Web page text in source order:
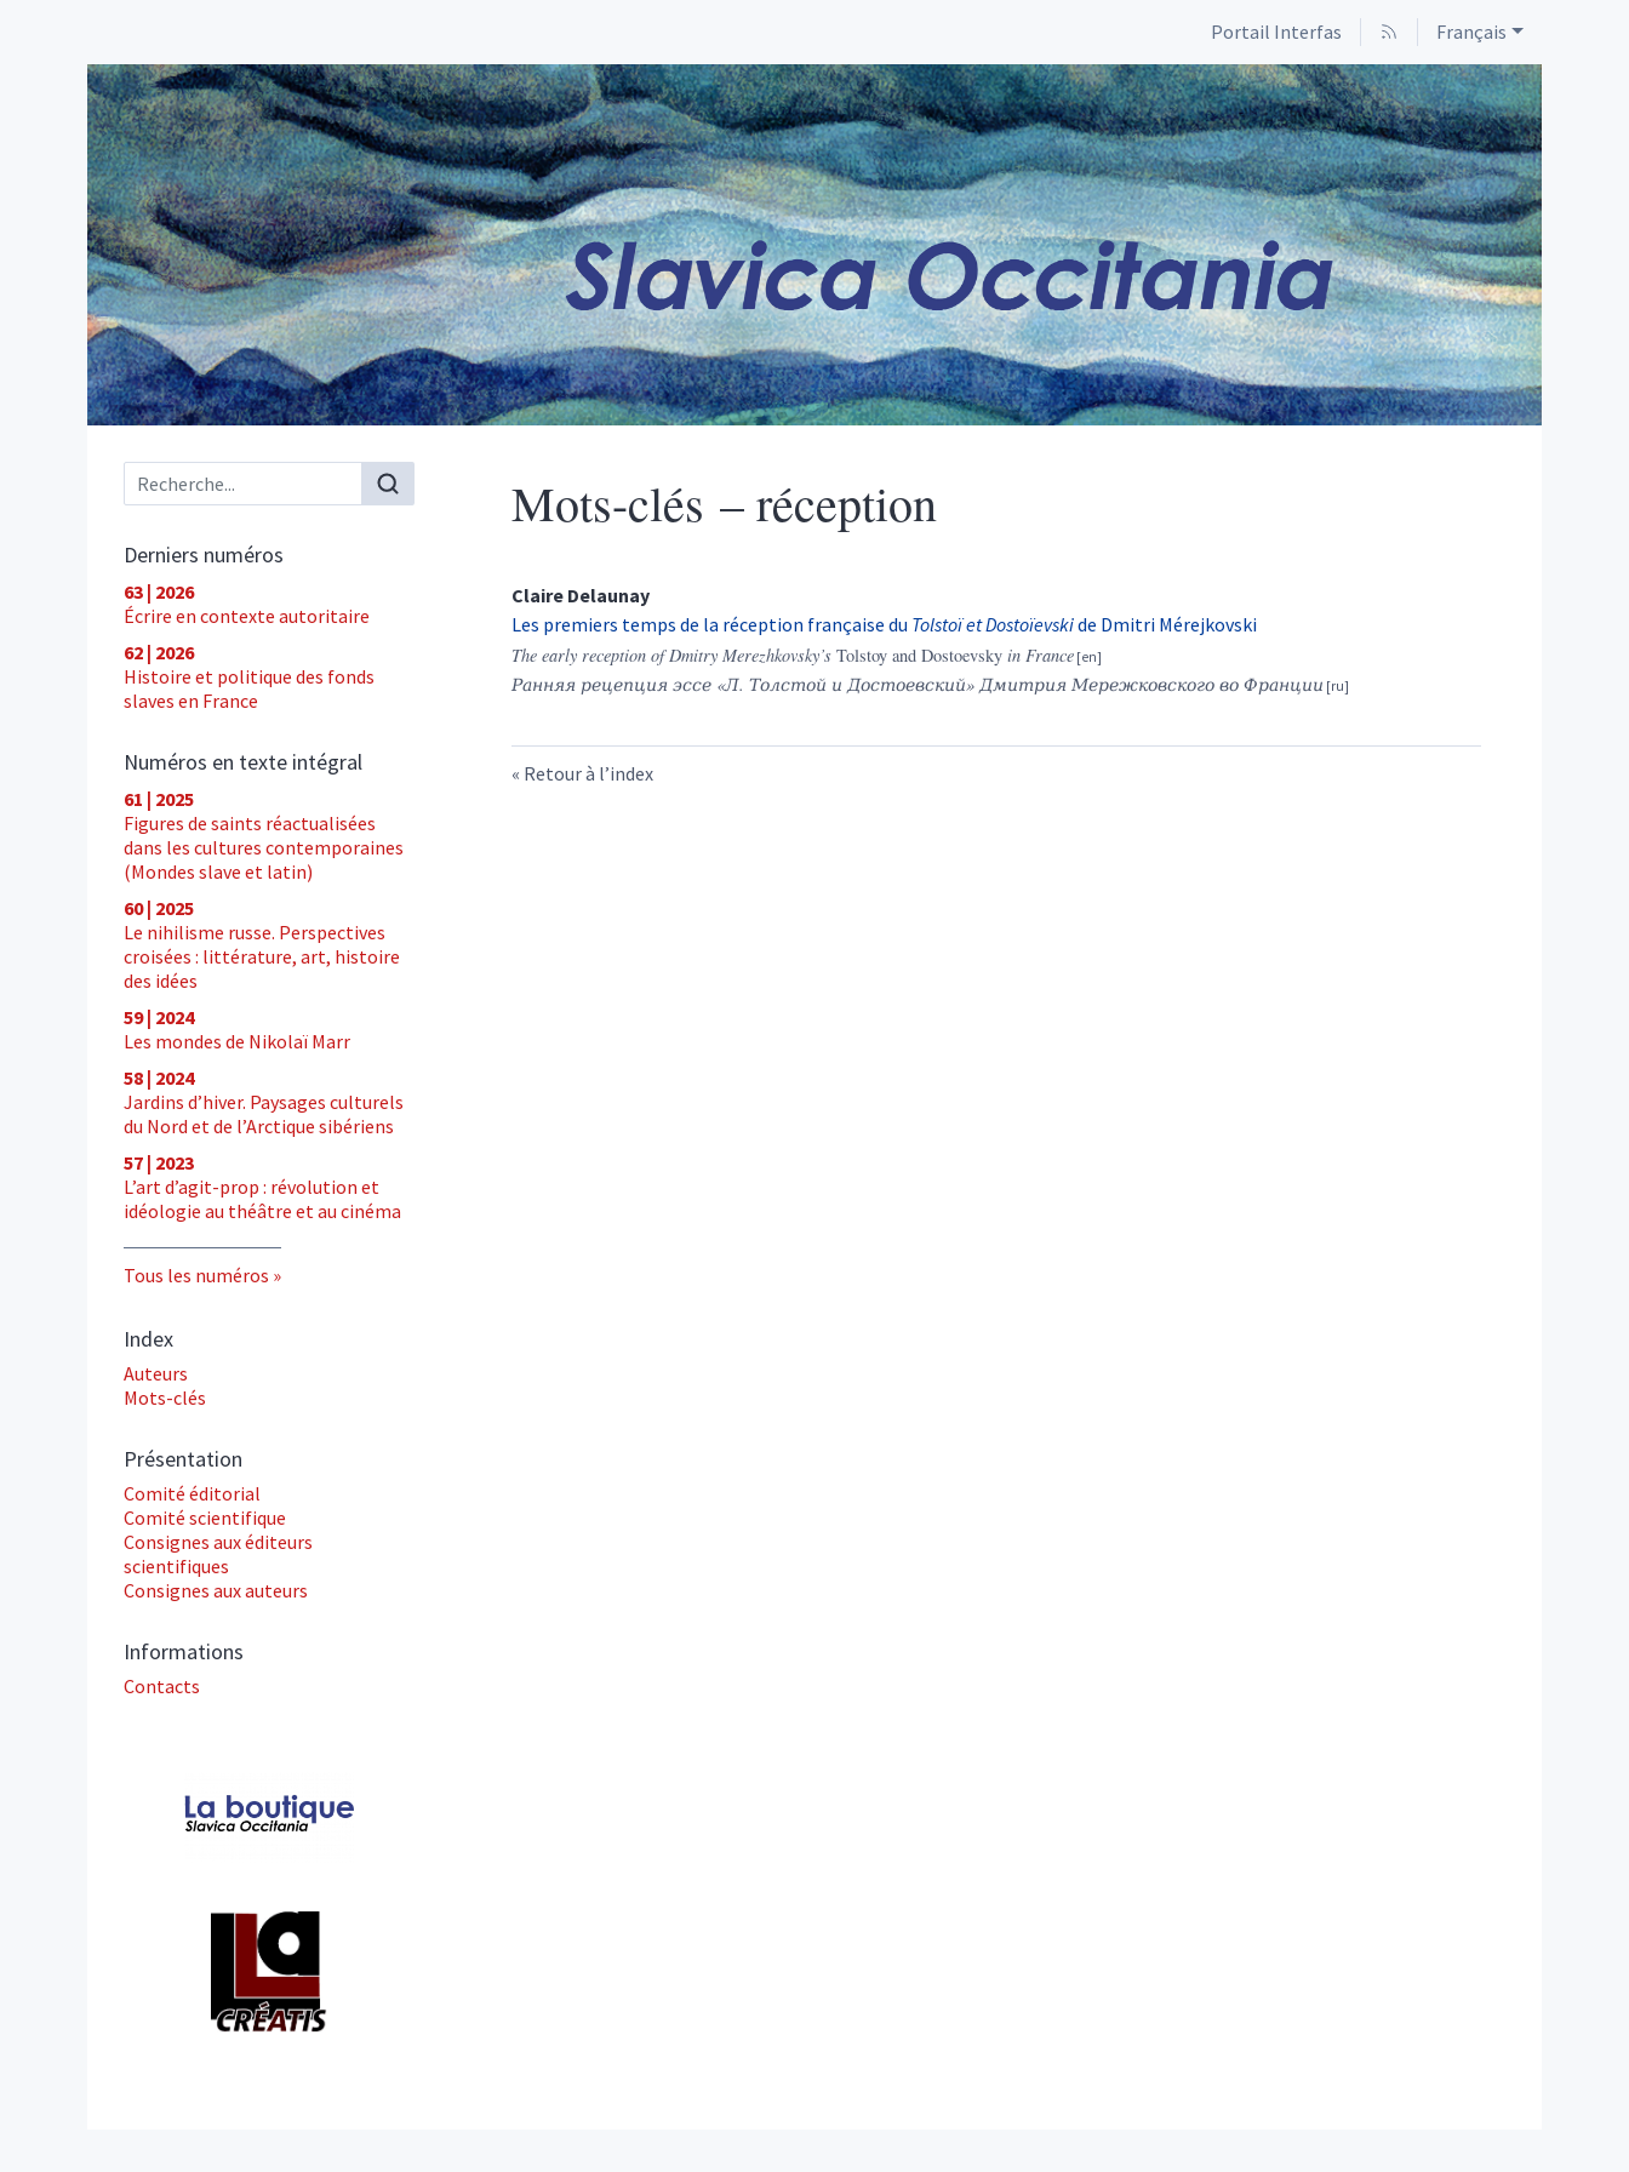
Portail Interfas Français
Menu principal
Derniers numéros
63 | 2026
Écrire en contexte autoritaire
62 | 2026
Histoire et politique des fonds
slaves en France
Numéros en texte intégral
61 | 2025
Figures de saints réactualisées
dans les cultures contemporaines
(Mondes slave et latin)
60 | 2025
Le nihilisme russe. Perspectives
croisées : littérature, art, histoire
des idées
59 | 2024
Les mondes de Nikolaï Marr
58 | 2024
Jardins d’hiver. Paysages culturels
du Nord et de l’Arctique sibériens
57 | 2023
L’art d’agit-prop : révolution et
idéologie au théâtre et au cinéma
Tous les numéros
Index
Auteurs
Mots-clés
Présentation
Comité éditorial
Comité scientifique
Consignes aux éditeurs
scientifiques
Consignes aux auteurs
Informations
Contacts
Mots-clés – réception
Claire Delaunay
Les premiers temps de la réception française du Tolstoï et Dostoïevskide Dmitri Mérejkovski
The early reception of Dmitry Merezhkovsky’s Tolstoy and Dostoevsky in France
Ранняя рецепция эссе «Л. Толстой и Достоевский» Дмитрия Мережковского во Франции
Retour à l’index